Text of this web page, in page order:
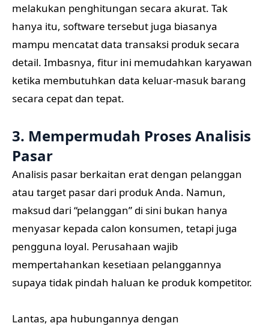
melakukan penghitungan secara akurat. Tak
hanya itu, software tersebut juga biasanya
mampu mencatat data transaksi produk secara
detail. Imbasnya, fitur ini memudahkan karyawan
ketika membutuhkan data keluar-masuk barang
secara cepat dan tepat.
3. Mempermudah Proses Analisis
Pasar
Analisis pasar berkaitan erat dengan pelanggan
atau target pasar dari produk Anda. Namun,
maksud dari “pelanggan” di sini bukan hanya
menyasar kepada calon konsumen, tetapi juga
pengguna loyal. Perusahaan wajib
mempertahankan kesetiaan pelanggannya
supaya tidak pindah haluan ke produk kompetitor.
Lantas, apa hubungannya dengan